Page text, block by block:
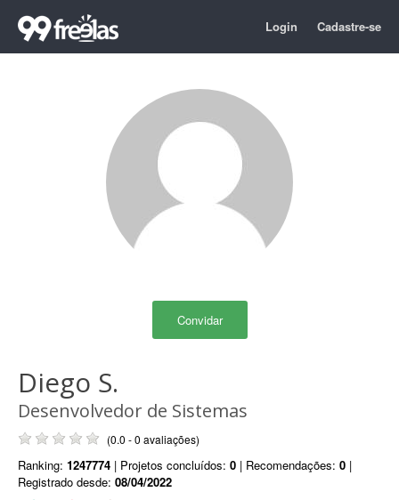
Login Cadastre-se
Convidar
Diego S.
Desenvolvedor de Sistemas
(0.0 - 0 avaliações)
Ranking: 1247774 | Projetos concluídos: 0 | Recomendações: 0 |
Registrado desde: 08/04/2022